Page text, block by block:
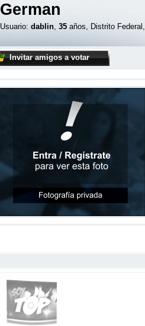
German
Usuario: dablin, 35 años, Distrito Federal,
Invitar amigos a votar